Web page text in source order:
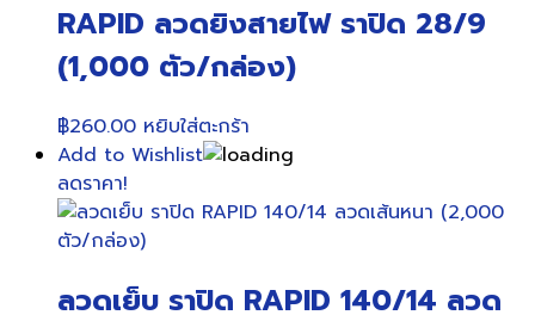
RAPID ลวดยิงสายไฟ ราปิด 28/9
(1,000 ตัว/กล่อง)
฿260.00 หยิบใส่ตะกร้า
Add to Wishlist
ลดราคา!
ลวดเย็บ ราปิด RAPID 140/14 ลวด